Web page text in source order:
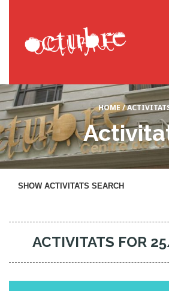
HOME/
A
t
v
i
SHOW ACTIVITATS SEARCH
ACTIVITATS FOR